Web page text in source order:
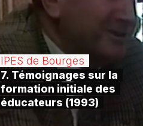
IPES de Bourges
7. Témoignages sur la
formation initiale des
éducateurs (1993)